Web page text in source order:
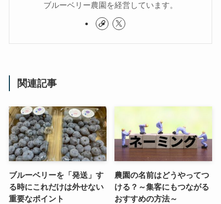
ブルーベリー農園を経営しています。
関連記事
ブルーベリーを「発送」す
る時にこれだけは外せない
重要なポイント
農園の名前はどうやってつ
ける？～集客にもつながる
おすすめの方法～